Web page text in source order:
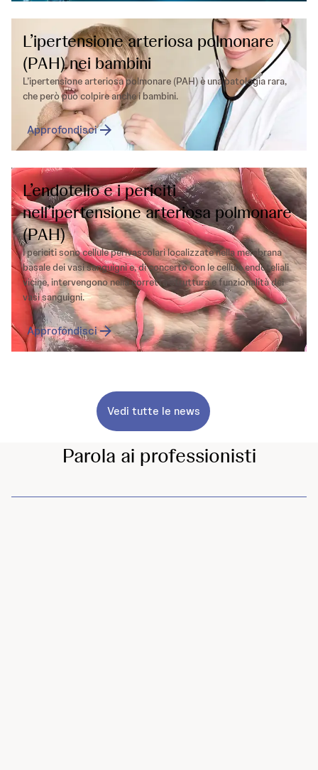
L’ipertensione arteriosa polmonare
(PAH) nei bambini
L’ipertensione arteriosa polmonare (PAH) è una patologia rara,
che però può colpire anche i bambini.
Approfondisci
L’endotelio e i periciti
nell’ipertensione arteriosa polmonare
(PAH)
I periciti sono cellule perivascolari localizzate nella membrana
basale dei vasi sanguigni e, di concerto con le cellule endoteliali
vicine, intervengono nella corretta struttura e funzionalità dei
vasi sanguigni.
Approfondisci
Vedi tutte le news
Parola ai professionisti